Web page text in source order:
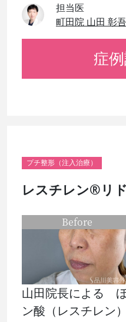
担当医
町田院 山田 彰吾
症
プチ整形（注入治療）
レスチレン®リド
山田院長による
ン酸（レスチレン）
Before